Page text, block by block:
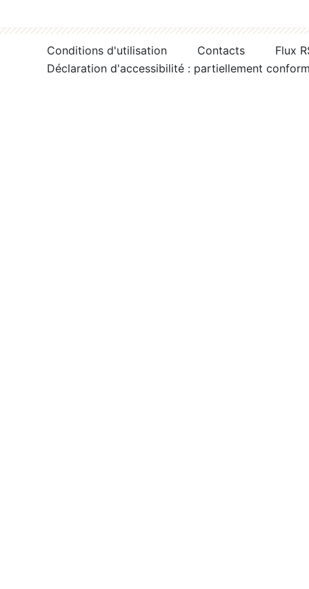
Conditions d'utilisation Contacts
Flux
Déclaration d'accessibilité : partiellement